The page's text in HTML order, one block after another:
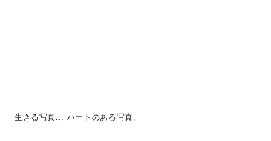
生きる写真... ハートのある写真。